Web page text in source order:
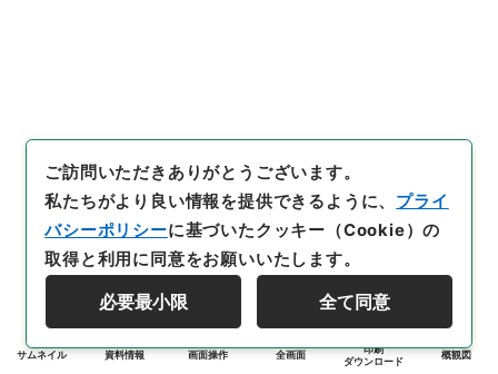
サムネイル 資料情報 画面操作 全画面
印刷
ダウンロード
概観図
ご訪問いただきありがとうございます。
私たちがより良い情報を提供できるように、 プライ
バシーポリシーに基づいたクッキー（Cookie）の
取得と利用に同意をお願いいたします。
必要最小限 全て同意